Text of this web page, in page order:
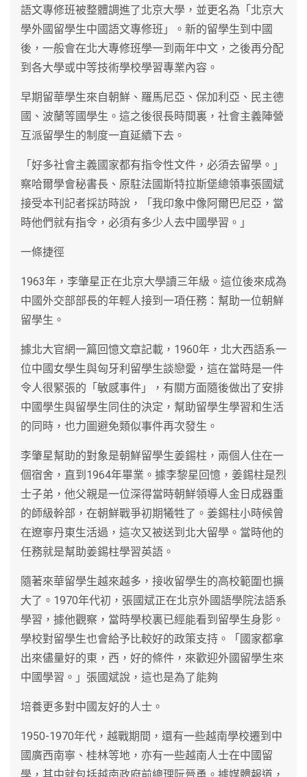
語文專修班被整體調進了北京大學，並更名為「北京大
學外國留學生中國語文專修班」。新的留學生到中國
後，一般會在北大專修班學一到兩年中文，之後再分配
到各大學或中等技術學校學習專業內容。
早期留華學生來自朝鮮、羅馬尼亞、保加利亞、民主德
國、波蘭等國學生。這之後很長時間裏，社會主義陣營
互派留學生的制度一直延續下去。
「好多社會主義國家都有指令性文件，必須去留學。」
察哈爾學會秘書長、原駐法國斯特拉斯堡總領事張國斌
接受本刊記者採訪時說，「我印象中像阿爾巴尼亞，當
時他們就有指令，必須有多少人去中國學習。」
一條捷徑
1963年，李肇星正在北京大學讀三年級。這位後來成為
中國外交部部長的年輕人接到一項任務：幫助一位朝鮮
留學生。
據北大官網一篇回憶文章記載，1960年，北大西語系一
位中國女學生與匈牙利留學生談戀愛，這在當時是一件
令人很緊張的「敏感事件」，有關方面隨後做出了安排
中國學生與留學生同住的決定，幫助留學生學習和生活
的同時，也力圖避免類似事件再次發生。
李肇星幫助的對象是朝鮮留學生姜錫柱，兩個人住在一
個宿舍，直到1964年畢業。據李黎星回憶，姜錫柱是烈
士子弟，他父親是一位深得當時朝鮮領導人金日成器重
的師級幹部，在朝鮮戰爭初期犧牲了。姜錫柱小時候曾
在遼寧丹東生活過，這次又被送到北大留學。當時他的
任務就是幫助姜錫柱學習英語。
隨著來華留學生越來越多，接收留學生的高校範圍也擴
大了。1970年代初，張國斌正在北京外國語學院法語系
學習，據他觀察，當時學校裏已經能看到留學生身影。
學校對留學生也會給予比較好的政策支持。「國家都拿
出來儘量好的東，西，好的條件，來歡迎外國留學生來
中國學習。」張國斌說，這也是為了能夠
培養更多對中國友好的人士。
1950-1970年代，越戰期間，還有一些越南學校遷到中
國廣西南寧、桂林等地，亦有一些越南人士在中國留